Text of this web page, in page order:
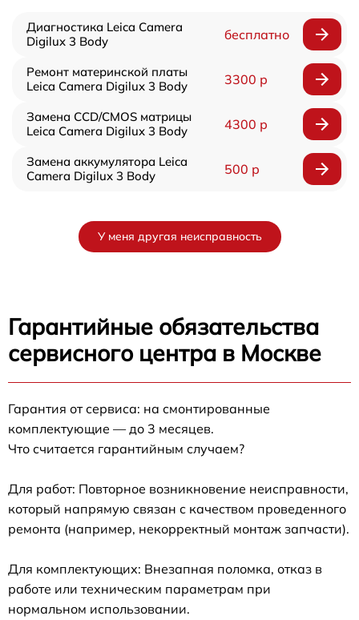
Диагностика Leica Camera
Digilux 3 Body
бесплатно
Ремонт материнской платы
Leica Camera Digilux 3 Body
3300 р
Замена CCD/CMOS матрицы
Leica Camera Digilux 3 Body
4300 р
Замена аккумулятора Leica
Camera Digilux 3 Body
500 р
У меня другая неисправность
Гарантийные обязательства
сервисного центра в Москве
Гарантия от сервиса: на смонтированные
комплектующие — до 3 месяцев.
Что считается гарантийным случаем?
Для работ: Повторное возникновение неисправности,
который напрямую связан с качеством проведенного
ремонта (например, некорректный монтаж запчасти).
Для комплектующих: Внезапная поломка, отказ в
работе или техническим параметрам при
нормальном использовании.